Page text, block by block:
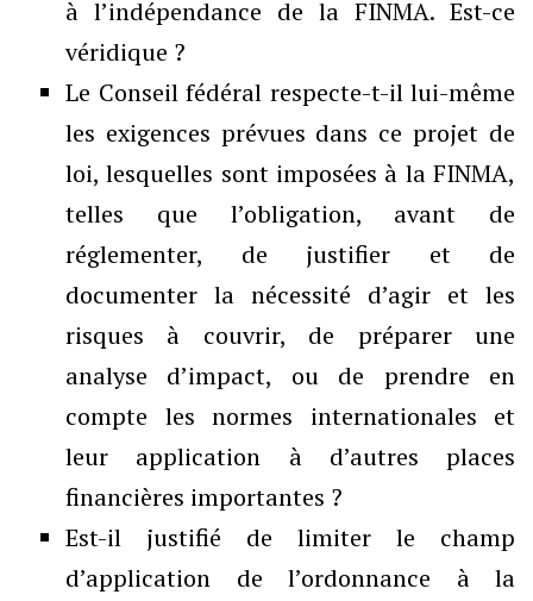
à l’indépendance de la FINMA. Est-ce
véridique ?
Le Conseil fédéral respecte-t-il lui-même
les exigences prévues dans ce projet de
loi, lesquelles sont imposées à la FINMA,
telles que l’obligation, avant de
réglementer, de justifier et de
documenter la nécessité d’agir et les
risques à couvrir, de préparer une
analyse d’impact, ou de prendre en
compte les normes internationales et
leur application à d’autres places
financières importantes ?
Est-il justifié de limiter le champ
d’application de l’ordonnance à la